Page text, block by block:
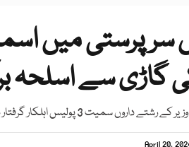
سرپرستی میں
گاڑی سے اسلحہ
اہلکار گرفتار ہوگئے، سیاسی مداخلت پر پولیس نے پریس کانفرنس منسوخ کردی
April 20,